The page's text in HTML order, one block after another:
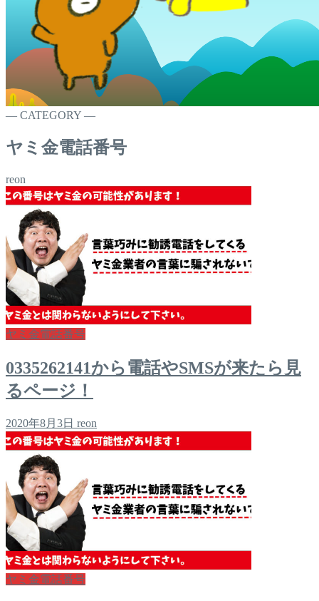
― CATEGORY ―
ヤミ金電話番号
reon
ヤミ金電話番号
0335262141から電話やSMSが来たら見
るページ！
2020年8月3日 reon
ヤミ金電話番号